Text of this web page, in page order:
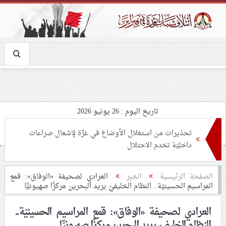
تاريخ اليوم : 26 يونيو 2026
تحذيرات من استغلال الأوضاع في غزّة لإشعال صراعات
داخليّة تخدم الاحتلال
ملفّ إنسانيّ مؤلم.. الأسيرات الفلسطينيّات بين القمع
والإهمال الطبي
55 مأتمًا وحسينيّة يعترضون على الإجراءات القمعيّة للنظام
الصفحة الرئيسية الخبر العرادي لصحيفة «الوفاق»: قمع
المراسيم الحسينيّة.. النظام الخليفيّ يريد البحرين مركزًا صهيونيًّا
العرادي لصحيفة «الوفاق»: قمع المراسيم الحسينيّة..